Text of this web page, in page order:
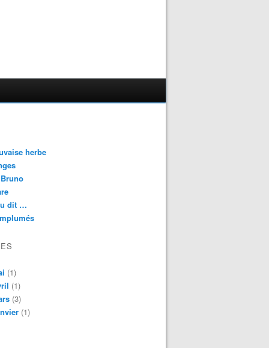
herbe
dit …
(1)
(1)
(3)
(1)